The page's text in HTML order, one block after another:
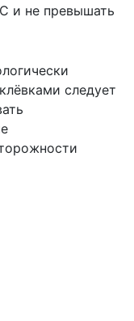
и не превышать
следует